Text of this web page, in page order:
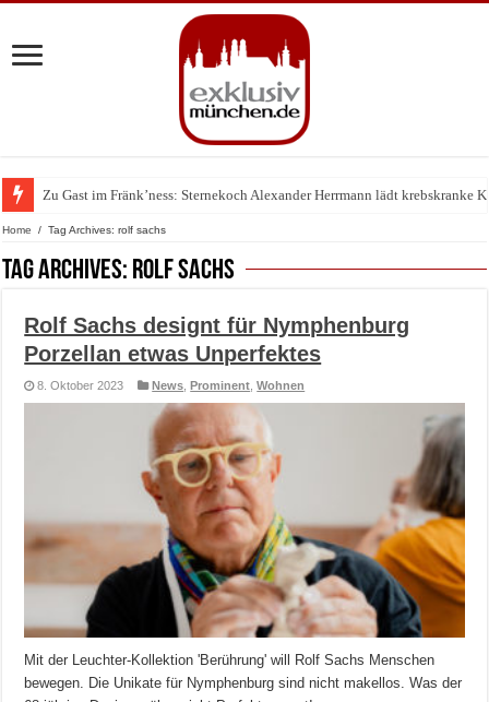
Zu Gast im Fränk’ness: Sternekoch Alexander Herrmann lädt krebskranke
Warum München gerade zum Treffpunkt der Lingerie-Branche wurde
Home / Tag Archives: rolf sachs
Tag Archives: rolf sachs
Rolf Sachs designt für Nymphenburg
Porzellan etwas Unperfektes
8. Oktober 2023 News ,Prominent ,Wohnen
Mit der Leuchter-Kollektion 'Berührung' will Rolf Sachs Menschen
bewegen. Die Unikate für Nymphenburg sind nicht makellos. Was der